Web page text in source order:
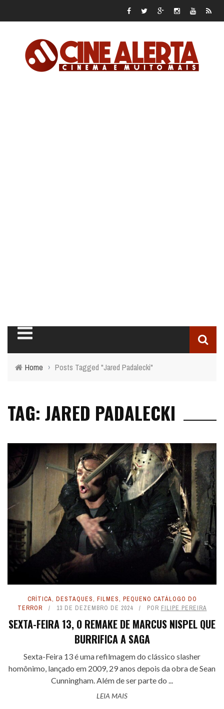
Home › Posts Tagged "Jared Padalecki"
TAG: JARED PADALECKI
CRÍTICA, DESTAQUES, FILMES, PEQUENO CATÁLOGO DO
TERROR
13 DE DEZEMBRO DE 2024 POR FILIPE PEREIRA
SEXTA-FEIRA 13, O REMAKE DE MARCUS NISPEL QUE
BURRIFICA A SAGA
Sexta-Feira 13 é uma refilmagem do clássico slasher
homônimo, lançado em 2009, 29 anos depois da obra de Sean
Cunningham. Além de ser parte do ...
LEIA MAIS